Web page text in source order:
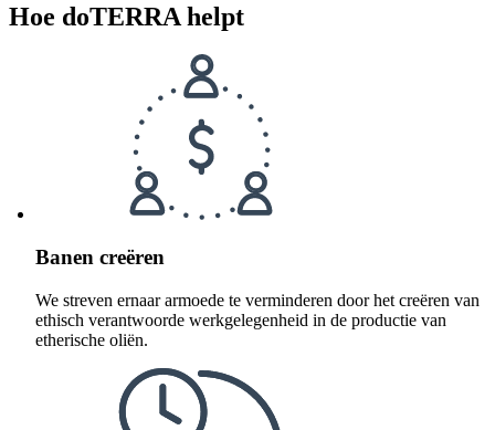
Hoe doTERRA helpt
Banen creëren
We streven ernaar armoede te verminderen door het creëren van
ethisch verantwoorde werkgelegenheid in de productie van
etherische oliën.